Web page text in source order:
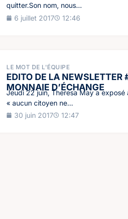
quitter.Son nom, nous...
6 juillet 2017
12:46
LE MOT DE L'ÉQUIPE
EDITO DE LA NEWSLETTER
MONNAIE D’ÉCHANGE
Jeudi 22 juin, Theresa May a exposé
« aucun citoyen ne...
30 juin 2017
12:47